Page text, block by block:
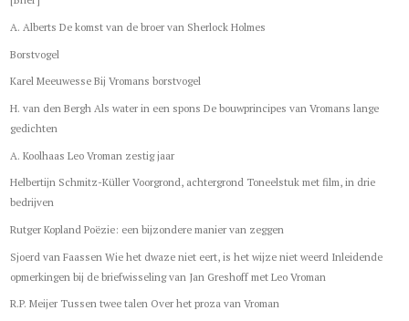
A. Alberts De komst van de broer van Sherlock Holmes
Borstvogel
Karel Meeuwesse Bij Vromans borstvogel
H. van den Bergh Als water in een spons De bouwprincipes van Vromans lange
gedichten
A. Koolhaas Leo Vroman zestig jaar
Helbertijn Schmitz-Küller Voorgrond, achtergrond Toneelstuk met film, in drie
bedrijven
Rutger Kopland Poëzie: een bijzondere manier van zeggen
Sjoerd van Faassen Wie het dwaze niet eert, is het wijze niet weerd Inleidende
opmerkingen bij de briefwisseling van Jan Greshoff met Leo Vroman
R.P. Meijer Tussen twee talen Over het proza van Vroman